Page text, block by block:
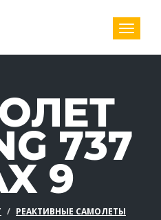
737
9
РЕАКТИВНЫЕ САМОЛЕТЫ